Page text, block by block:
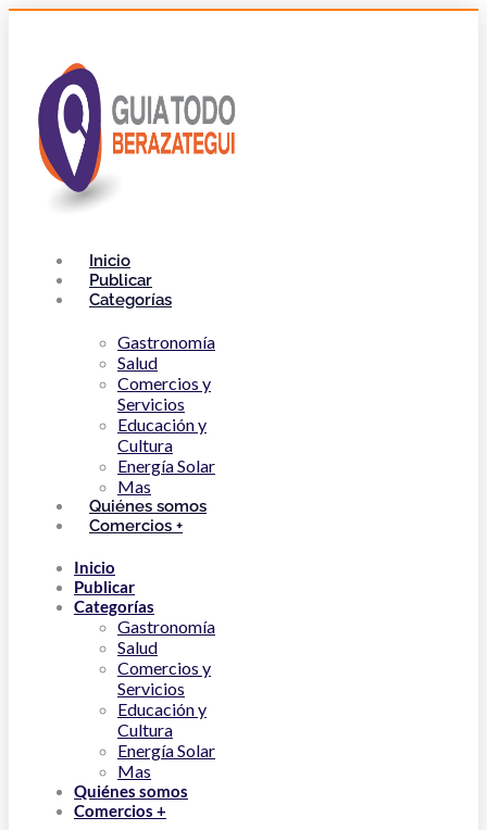
Inicio
Publicar
Categorías
Gastronomía
Salud
Comercios y
Servicios
Educación y
Cultura
Energía Solar
Mas
Quiénes somos
Comercios +
Inicio
Publicar
Categorías
Gastronomía
Salud
Comercios y
Servicios
Educación y
Cultura
Energía Solar
Mas
Quiénes somos
Comercios +